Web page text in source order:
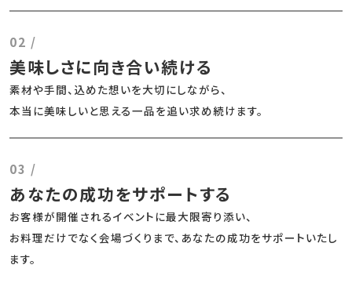
02 /
美味しさに向き合い続ける
素材や手間、込めた想いを大切にしながら、
本当に美味しいと思える一品を追い求め続けます。
03 /
あなたの成功をサポートする
お客様が開催されるイベントに最大限寄り添い、
お料理だけでなく会場づくりまで、あなたの成功をサポートいたし
ます。